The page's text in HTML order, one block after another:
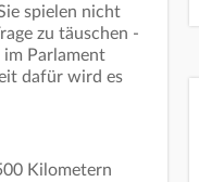
spielen nicht
zu täuschen -
Parlament
dafür wird es
Kilometern